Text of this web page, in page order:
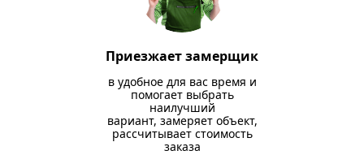
Приезжает замерщик
в удобное для вас время и
помогает выбрать
наилучший
вариант, замеряет объект,
рассчитывает стоимость
заказа